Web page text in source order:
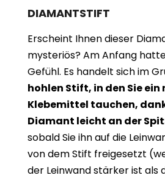
DIAMANTSTIFT
Erscheint Ihnen dieser
mysteriös? Am Anfang
Gefühl. Es handelt sich im
hohlen Stift, in den Sie ein
Klebemittel tauchen,
Diamant leicht an der
sobald Sie ihn auf die
von dem Stift freigesetzt
der Leinwand stärker ist als